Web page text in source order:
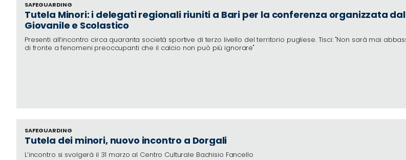
SAFEGUARDING
Tutela Minori: i delegati regionali riuniti a Bari per la conferenza organizzata
Giovanile e Scolastico
Presenti all’incontro circa quaranta società sportive di terzo livello del territorio pugliese. Tisci: "Non sarà mai
di fronte a fenomeni preoccupanti che il calcio non può più ignorare"
SAFEGUARDING
Tutela dei minori, nuovo incontro a Dorgali
L’incontro si svolgerà il 31 marzo al Centro Culturale Bachisio Fancello